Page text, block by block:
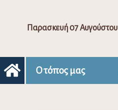
Παρασκευή 07 Αυγούστου
Ο τόπος μας